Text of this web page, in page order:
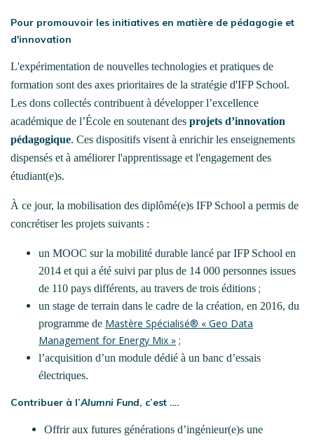
Pour promouvoir les initiatives en matière de pédagogie et
d'innovation
L'expérimentation de nouvelles technologies et pratiques de
formation sont des axes prioritaires de la stratégie d'IFP School.
Les dons collectés contribuent à développer l’excellence
académique de l’École en soutenant des projets d’innovation
pédagogique. Ces dispositifs visent à enrichir les enseignements
dispensés et à améliorer l'apprentissage et l'engagement des
étudiant(e)s.
À ce jour, la mobilisation des diplômé(e)s IFP School a permis de
concrétiser les projets suivants :
un MOOC sur la mobilité durable lancé par IFP School en
2014 et qui a été suivi par plus de 14 000 personnes issues
de 110 pays différents, au travers de trois éditions ;
un stage de terrain dans le cadre de la création, en 2016, du
programme de Mastère Spécialisé® « Geo Data
Management for Energy Mix » ;
l’acquisition d’un module dédié à un banc d’essais
électriques.
Contribuer à l’Alumni Fund, c’est ….
Offrir aux futures générations d’ingénieur(e)s une